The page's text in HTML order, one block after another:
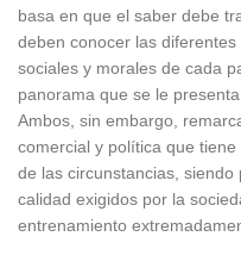
basa en que el saber debe
deben conocer las
sociales y morales de cada
panorama que se le
Ambos, sin embargo,
comercial y política que
de las circunstancias,
calidad exigidos por la
entrenamiento